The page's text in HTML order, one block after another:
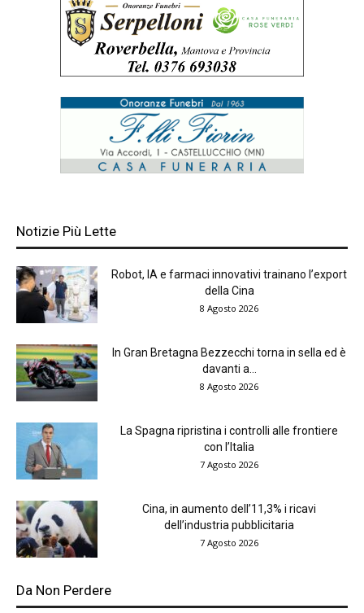
Notizie Più Lette
Robot, IA e farmaci innovativi trainano l’export
della Cina
8 Agosto 2026
In Gran Bretagna Bezzecchi torna in sella ed è
davanti a...
8 Agosto 2026
La Spagna ripristina i controlli alle frontiere
con l’Italia
7 Agosto 2026
Cina, in aumento dell’11,3% i ricavi
dell’industria pubblicitaria
7 Agosto 2026
Da Non Perdere